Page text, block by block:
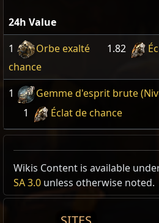
24h Value
1
Orbe exalté 1.82
chance
1
Gemme d'esprit brute
1
Éclat de chance
Wikis Content is available
SA 3.0 unless otherwise noted.